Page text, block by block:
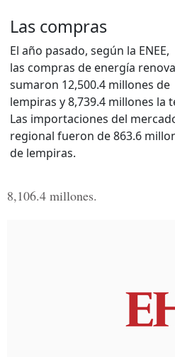
Las compras
El año pasado, según la ENEE,
las compras de energía
sumaron 12,500.4 millones de
lempiras y 8,739.4 millones la
Las importaciones del
regional fueron de 863.6
de lempiras.
8,106.4 millones.